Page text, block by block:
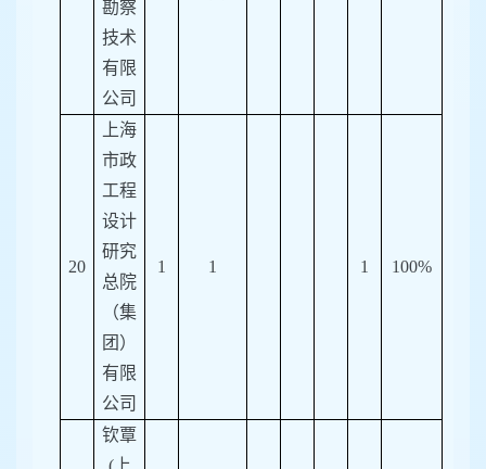
勘察
技术
有限
公司
20
上海
市政
工程
设计
研究
总院
（集
团）
有限
公司
1 1 1 100%
钦覃